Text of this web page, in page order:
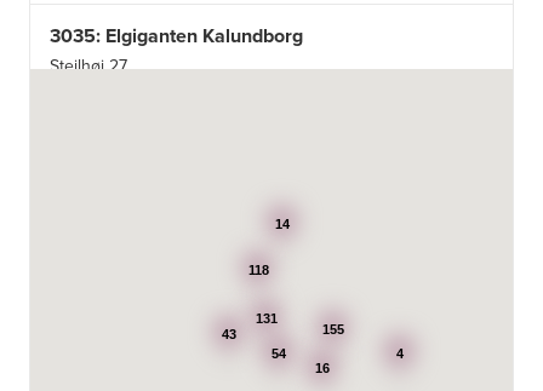
3035: Elgiganten Kalundborg
Stejlhøj 27
155
131
118
16
43
54
4
14